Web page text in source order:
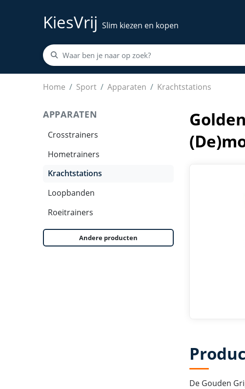
KiesVrij Slim kiezen en kopen
Home Sport Apparaten Krachtstations
Golden Grip - Armworsteltafel - Armworstelen -
APPARATEN
Crosstrainers
Hometrainers
Krachtstations
Loopbanden
Roeitrainers
Andere producten
De Gouden